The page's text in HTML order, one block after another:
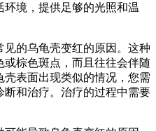
环境，提供足够的光照和温
见的乌龟壳变红的原因。这种
棕色斑点，而且往往会伴随
表面出现类似的情况，您需
和治疗。治疗的过程中需要